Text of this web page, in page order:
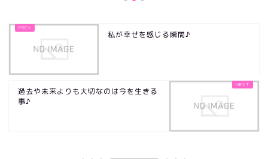
私が幸せを感じる瞬間♪
過去や未来よりも大切なのは今を生きる
事♪